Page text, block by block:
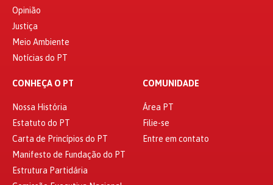
Opinião
Justiça
Meio Ambiente
Notícias do PT
CONHEÇA O PT
Nossa História
Estatuto do PT
Carta de Princípios do PT
Manifesto de Fundação do PT
Estrutura Partidária
COMUNIDADE
Área PT
Filie-se
Entre em contato